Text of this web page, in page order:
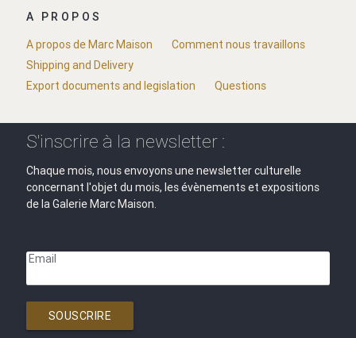
A PROPOS
A propos de Marc Maison
Comment nous travaillons
Shipping and Delivery
Export documents and legislation
Questions
S'inscrire à la newsletter :
Chaque mois, nous envoyons une newsletter culturelle
concernant l'objet du mois, les évènements et expositions
de la Galerie Marc Maison.
Email
SOUSCRIRE